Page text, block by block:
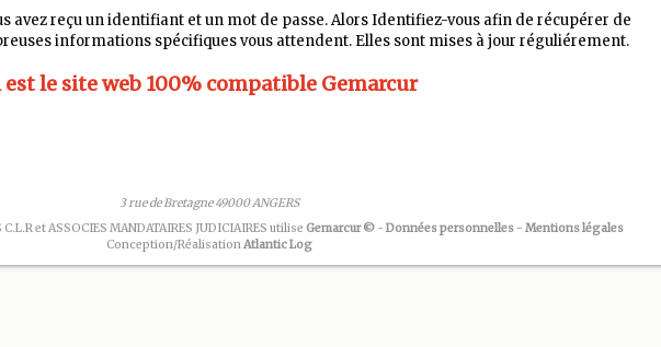
avez reçu un identifiant et un mot de passe. Alors Identifiez-vous afin de récupérer de
informations spécifiques vous attendent. Elles sont mises à jour réguliérement.
est le site web 100% compatible Gemarcur
3 rue de Bretagne 49000 ANGERS
et ASSOCIES MANDATAIRES JUDICIAIRES utilise Gemarcur ©- Données personnelles- Mentions légales
Conception/RéalisationAtlantic Log